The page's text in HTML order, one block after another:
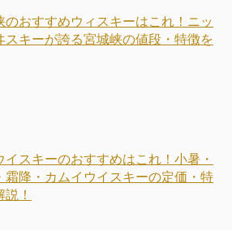
のおすすめウィスキーはこれ！ニッ
スキーが誇る宮城峡の値段・特徴を
イスキーのおすすめはこれ！小暑・
霜降・カムイウイスキーの定価・特
！